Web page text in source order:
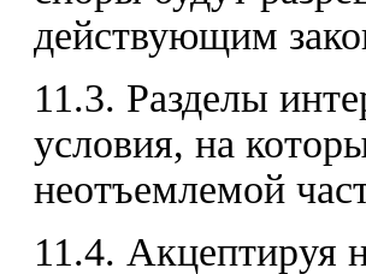
действующим
11.3. Разделы
условия, на
неотъемлемой
11.4. Акцептируя